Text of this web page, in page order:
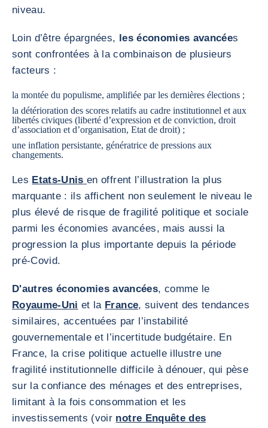
niveau.
Loin d’être épargnées, les économies avancées
sont confrontées à la combinaison de plusieurs
facteurs :
la montée du populisme, amplifiée par les dernières élections ;
la détérioration des scores relatifs au cadre institutionnel et aux
libertés civiques (liberté d’expression et de conviction, droit
d’association et d’organisation, Etat de droit) ;
une inflation persistante, génératrice de pressions aux
changements.
Les Etats-Unisen offrent l’illustration la plus
marquante : ils affichent non seulement le niveau le
plus élevé de risque de fragilité politique et sociale
parmi les économies avancées, mais aussi la
progression la plus importante depuis la période
pré-Covid.
D'autres économies avancées, comme le
Royaume-Uni et la France, suivent des tendances
similaires, accentuées par l’instabilité
gouvernementale et l’incertitude budgétaire. En
France, la crise politique actuelle illustre une
fragilité institutionnelle difficile à dénouer, qui pèse
sur la confiance des ménages et des entreprises,
limitant à la fois consommation et les
investissements (voir notre Enquête des